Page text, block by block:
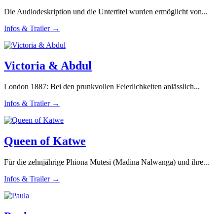
Die Audiodeskription und die Untertitel wurden ermöglicht von...
Infos & Trailer →
Victoria & Abdul
London 1887: Bei den prunkvollen Feierlichkeiten anlässlich...
Infos & Trailer →
Queen of Katwe
Für die zehnjährige Phiona Mutesi (Madina Nalwanga) und ihre...
Infos & Trailer →